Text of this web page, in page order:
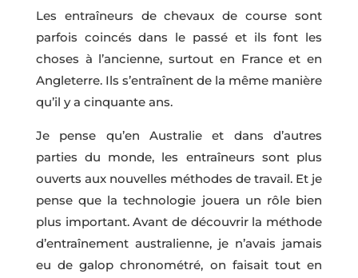
Les entraîneurs de chevaux de course sont
parfois coincés dans le passé et ils font les
choses à l’ancienne, surtout en France et en
Angleterre. Ils s’entraînent de la même manière
qu’il y a cinquante ans.
Je pense qu’en Australie et dans d’autres
parties du monde, les entraîneurs sont plus
ouverts aux nouvelles méthodes de travail. Et je
pense que la technologie jouera un rôle bien
plus important. Avant de découvrir la méthode
d’entraînement australienne, je n’avais jamais
eu de galop chronométré, on faisait tout en